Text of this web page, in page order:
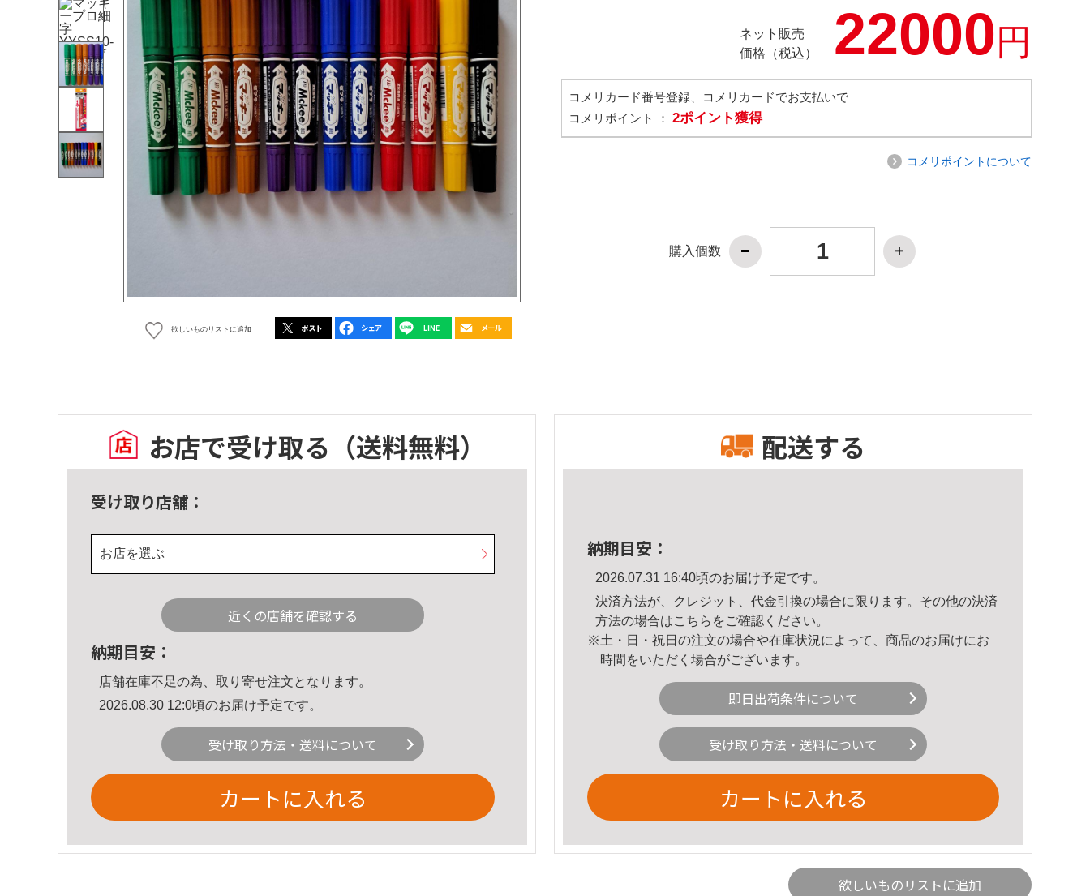
欲しいものリストに追加
ネット販売
価格（税込）
22000円
コメリカード番号登録、コメリカードでお支払いで
コメリポイント ： 2ポイント獲得
コメリポイントについて
購入個数
お店で受け取る （送料無料）
受け取り店舗：
お店を選ぶ
近くの店舗を確認する
納期目安：
店舗在庫不足の為、取り寄せ注文となります。
2026.08.30 12:0頃のお届け予定です。
受け取り方法・送料について
カートに入れる
配送する
納期目安：
2026.07.31 16:40頃のお届け予定です。
決済方法が、クレジット、代金引換の場合に限ります。その他の決済
方法の場合はこちら をご確認ください。
※土・日・祝日の注文の場合や在庫状況によって、商品のお届けにお
時間をいただく場合がございます。
即日出荷条件について
受け取り方法・送料について
カートに入れる
欲しいものリストに追加